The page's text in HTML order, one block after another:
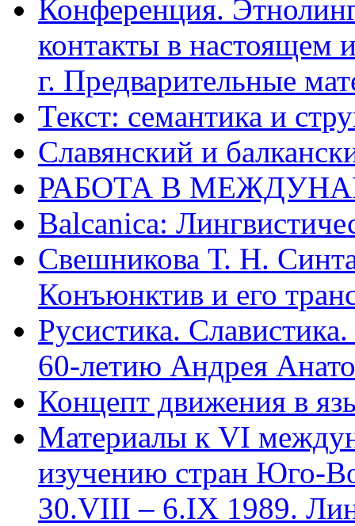
Конференция.
контакты в настоящем
г. Предварительные
Текст: семантика и
Славянский и
РАБОТА В
Balcanica:
Свешникова Т. Н.
Конъюнктив и его
Русистика.
60-летию Андрея
Концепт движения в
Материалы к VI
изучению стран Юго-
30.VIII – 6.IX 1989.